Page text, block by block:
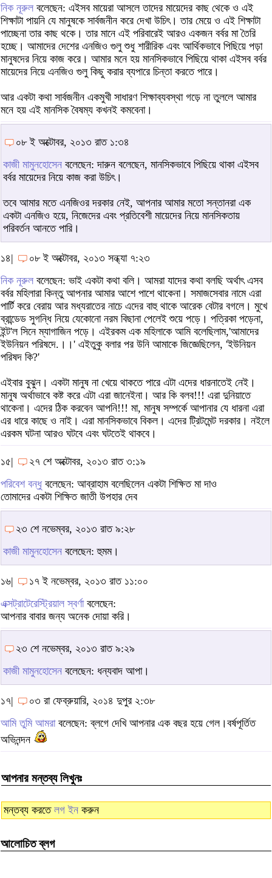
নিক নূরুল বলেছেন: এইসব মায়েরা আসলে তাদের মায়েদের কাছ থেকে ও এই
শিক্ষাটা পায়নি যে মানুষকে সার্বজনীন করে দেখা উচিৎ। তার মেয়ে ও এই শিক্ষাটা
পাচ্ছেনা তার কাছ থকে। তার মানে এই পরিবারেই আরও একজন বর্বর মা তৈরি
হচ্ছে। আমাদের দেশের এনজিও গুলু শুধু শারীরিক এবং আর্থিকভাবে পিছিয়ে পড়া
মানুষদের নিয়ে কাজ করে। আমার মনে হয় মানসিকভাবে পিছিয়ে থাকা এইসব বর্বর
মায়েদের নিয়ে এনজিও গুলু কিছু করার ব্যপারে চিন্তা করতে পারে।
আর একটা কথা সার্বজনীন একমুখী সাধারণ শিক্ষাব্যবস্থা গড়ে না তুললে আমার
মনে হয় এই মানসিক বৈষম্য কখনই কমবেনা।
০৮ ই অক্টোবর, ২০১৩ রাত ১:৩৪
কাজী মামুনহোসেন বলেছেন: দারুন বলেছেন, মানসিকভাবে পিছিয়ে থাকা এইসব
বর্বর মায়েদের নিয়ে কাজ করা উচিৎ।
তবে আমার মতে এনজিওর দরকার নেই, আপনার আমার মতো সন্তানরা এক
একটা এনজিও হয়ে, নিজেদের এবং প্রতিবেশী মায়েদের নিয়ে মানসিকতায়
পরিবর্তন আনতে পারি।
১৪|
০৮ ই অক্টোবর, ২০১৩ সন্ধ্যা ৭:২৩
নিক নূরুল বলেছেন: ভাই একটা কথা বলি। আমরা যাদের কথা বলছি অর্থাৎ এসব
বর্বর মহিলারা কিন্তু আপনার আমার আশে পাশে থাকেনা। সমাজসেবার নামে এরা
পার্টি করে বেরায় আর মধ্যরাতের নাচে এদের বাহু থাকে আরেক বেটার বগলে। মুখে
ব্রান্ডেড সুগন্ধি নিয়ে যেকোনো নরম বিছানা পেলেই শুয়ে পড়ে। পত্রিকা পড়েনা,
ইন্ট'ল সিনে ম্যাগাজিন পড়ে। এইরকম এক মহিলাকে আমি বলেছিলাম,'আমাদের
ইউনিয়ন পরিষদে.।।' এইতুকু বলার পর উনি আমাকে জিজ্ঞেছিলেন, 'ইউনিয়ন
পরিষদ কি?'
এইবার বুঝুন। একটা মানুষ না খেয়ে থাকতে পারে এটা এদের ধারনাতেই নেই।
মানুষ অর্থাভাবে কষ্ট করে এটা এরা জানেইনা। আর কি বলব!!! এরা দুনিয়াতে
থাকেনা। এদের ঠিক করবেন আপনি!!! মা, মানুষ সম্পর্কে আপানার যে ধারনা এরা
এর ধারে কাছে ও নাই। এরা মানসিকভাবে বিকল। এদের ট্রিটমেন্ট দরকার। নইলে
এরকম ঘটনা আরও ঘটবে এবং ঘটতেই থাকবে।
১৫|
২৭ শে অক্টোবর, ২০১৩ রাত ৩:১৯
পরিবেশ বন্ধুবলেছেন: আব্রাহাম বলেছিলেন একটা শিক্ষিত মা দাও
তোমাদের একটা শিক্ষিত জাতী উপহার দেব
২৩ শে নভেম্বর, ২০১৩ রাত ৯:২৮
কাজী মামুনহোসেন বলেছেন: হুমম।
১৬|
১৭ ই নভেম্বর, ২০১৩ রাত ১১:০০
এক্সট্রাটেরেস্ট্রিয়াল স্বর্ণাবলেছেন:
আপনার বাবার জন্য অনেক দোয়া করি।
২৩ শে নভেম্বর, ২০১৩ রাত ৯:২৯
কাজী মামুনহোসেন বলেছেন: ধন্যবাদ আপা।
১৭|
০৩ রা ফেব্রুয়ারি, ২০১৪ দুপুর ২:৩৮
আমি তুমি আমরাবলেছেন: ব্লগে দেখি আপনার এক বছর হয়ে গেল।বর্ষপূর্তিত
অভিনন্দন
আপনার মন্তব্য লিখুনঃ
মন্তব্য করতে লগ ইন করুন
আলোচিত ব্লগ